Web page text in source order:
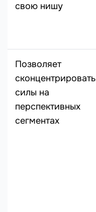
свою нишу
Позволяет
сконцентрировать
силы на
перспективных
сегментах